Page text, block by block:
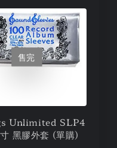
售完
Unlimited SLP4
黑膠外套 (單購)